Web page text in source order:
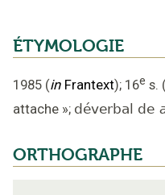
ÉTYMOLOGIE
1985 (in Frantext); 16e s.
attache »; déverbal de
ORTHOGRAPHE